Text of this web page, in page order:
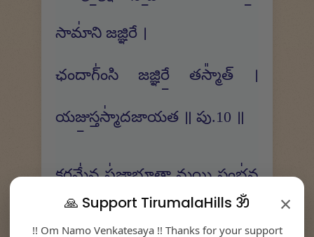
సామా॑ని జజ్ఞిరే ।
ఛందాగ్ం॑సి జజ్ఞిరే॒ తస్మా᳚త్ ।
యజు॒స్తస్మా॑దజాయత ॥ పు.10 ॥
క॒ర్దమే॑న ప్ర॑జాభూ॒తా॒ మ॒యి॒ సంభ॑వ
×
🙏 Support TirumalaHills ॐ
!! Om Namo Venkatesaya !! Thanks for your support